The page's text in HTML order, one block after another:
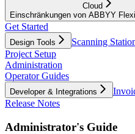
Cloud
Einschränkungen von ABBYY
Get Started
Design Tools
Scanning
Project Setup
Administration
Operator Guides
Developer & Integrations
Release Notes
Administrator's Guide